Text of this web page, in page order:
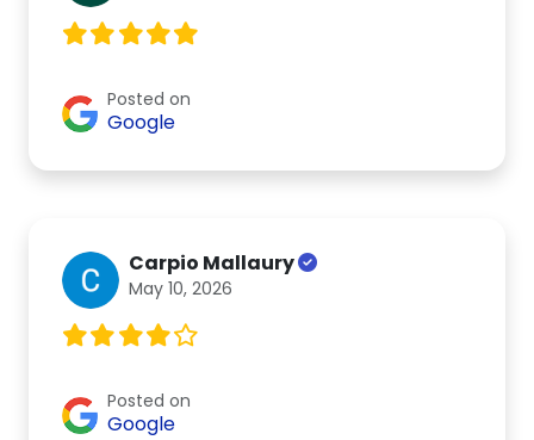
Posted on
Google
Carpio Mallaury
May 10, 2026
Posted on
Google